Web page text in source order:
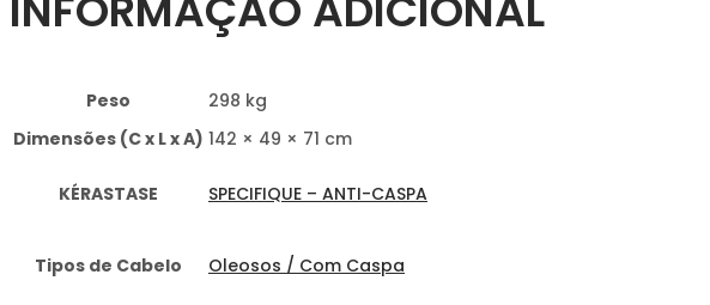
Peso
298 kg
Dimensões (C x L x A) 142 × 49 × 71 cm
KÉRASTASE SPECIFIQUE – ANTI-CASPA
Tipos de Cabelo Oleosos / Com Caspa